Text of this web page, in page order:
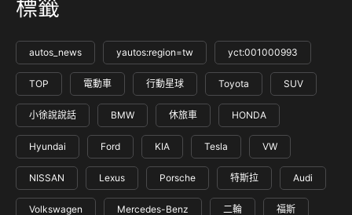
標籤
autos_news yautos:region=tw yct:001000993
TOP 電動車 行動星球 Toyota SUV
小徐說說話 BMW 休旅車 HONDA
Hyundai Ford KIA Tesla VW
NISSAN Lexus Porsche 特斯拉 Audi
Volkswagen Mercedes-Benz 二輪 福斯